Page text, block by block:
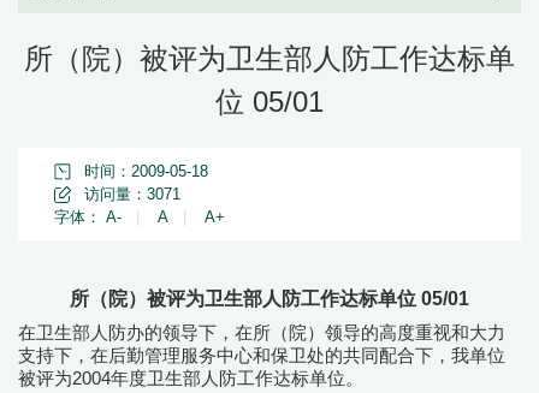
所（院）被评为卫生部人防工作达标单
位 05/01
时间：2009-05-18
访问量： 3071
字体： A- A A+
所（院）被评为卫生部人防工作达标单位 05/01
在卫生部人防办的领导下，在所（院）领导的高度重视和大力
支持下，在后勤管理服务中心和保卫处的共同配合下，我单位
被评为2004年度卫生部人防工作达标单位。